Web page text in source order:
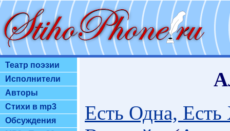
Театр поэзии
Исполнители
Авторы
Стихи в mp3
Обсуждения
Есть Одна,